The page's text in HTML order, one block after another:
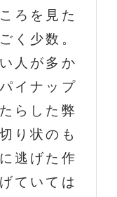
ろを見た
く少数。
人が多か
イナップ
らした弊
り状のも
逃げた作
ていては